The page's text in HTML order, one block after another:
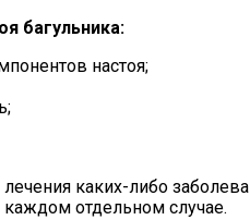
багульника:
настоя;
каких-либо
каждом отдельном случае.